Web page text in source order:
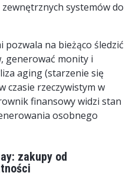
systemów do
pozwala na bieżąco śledzić
generować monity i
aging (starzenie się
czasie rzeczywistym w
finansowy widzi stan
osobnego
zakupy od